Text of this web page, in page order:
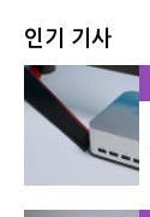
인기 기사